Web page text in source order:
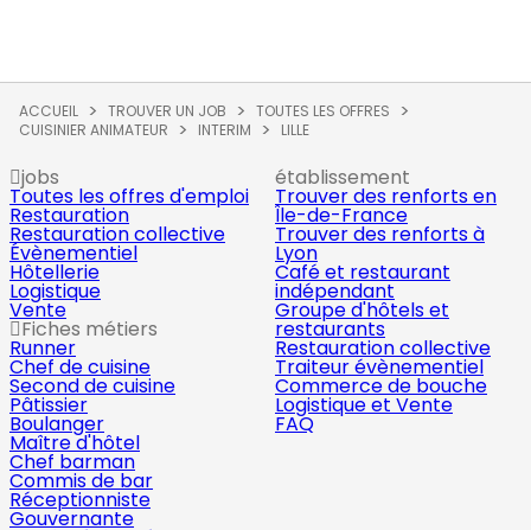
ACCUEIL TROUVER UN JOB
TOUTES LES OFFRES
CUISINIER ANIMATEUR
INTERIM LILLE
jobs
Toutes les offres d'emploi
Restauration
Restauration collective
Évènementiel
Hôtellerie
Logistique
Vente
Fiches métiers
Runner
Chef de cuisine
Second de cuisine
Pâtissier
Boulanger
Maître d'hôtel
Chef barman
Commis de bar
Réceptionniste
Gouvernante
établissement
Trouver des renforts en
Île-de-France
Trouver des renforts à
Lyon
Café et restaurant
indépendant
Groupe d'hôtels et
restaurants
Restauration collective
Traiteur évènementiel
Commerce de bouche
Logistique et Vente
FAQ